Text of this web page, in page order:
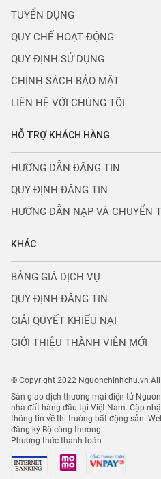
TUYỂN DỤNG
QUY CHẾ HOẠT ĐỘNG
QUY ĐỊNH SỬ DỤNG
CHÍNH SÁCH BẢO MẬT
LIÊN HỆ VỚI CHÚNG TÔI
HỖ TRỢ KHÁCH HÀNG
HƯỚNG DẪN ĐĂNG TIN
QUY ĐỊNH ĐĂNG TIN
HƯỚNG DẪN NẠP VÀ CHUYỂN
KHÁC
BẢNG GIÁ DỊCH VỤ
QUY ĐỊNH ĐĂNG TIN
GIẢI QUYẾT KHIẾU NẠI
GIỚI THIỆU THÀNH VIÊN MỚI
© Copyright 2022 Nguonchinhchu.vn
Sàn giao dịch thương mại điện tử
nhà đất hàng đầu tại Việt Nam. Cập
thông tin về thị trường bất động sản.
đăng ký Bộ công thương.
Phương thức thanh toán